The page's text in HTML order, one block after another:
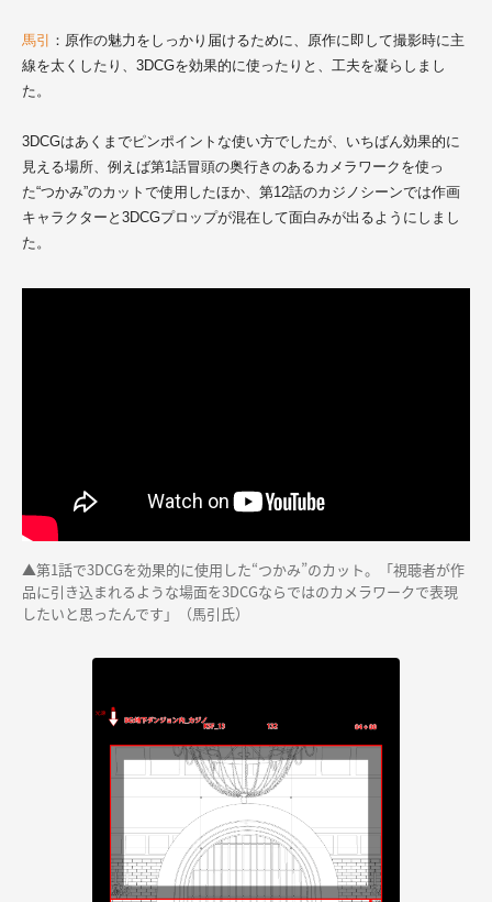
馬引
：原作の魅力をしっかり届けるために、原作に即して撮影時に主
線を太くしたり、3DCGを効果的に使ったりと、工夫を凝らしまし
た。
3DCGはあくまでピンポイントな使い方でしたが、いちばん効果的に
見える場所、例えば第1話冒頭の奥行きのあるカメラワークを使っ
た“つかみ”のカットで使用したほか、第12話のカジノシーンでは作画
キャラクターと3DCGプロップが混在して面白みが出るようにしまし
た。
▲第1話で3DCGを効果的に使用した“つかみ”のカット。「視聴者が作
品に引き込まれるような場面を3DCGならではのカメラワークで表現
したいと思ったんです」（馬引氏）